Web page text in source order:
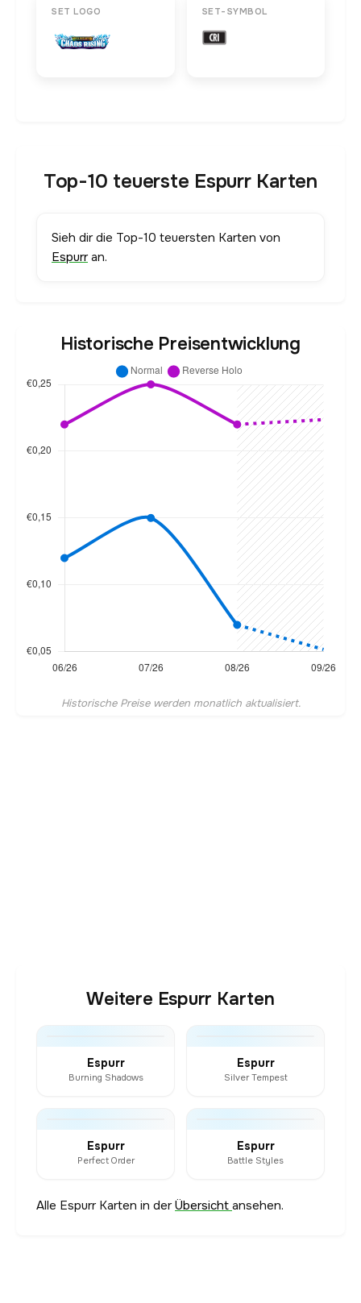
SET LOGO SET-SYMBOL
Top-10 teuerste Espurr Karten
Sieh dir die Top-10 teuersten Karten von
Espurran.
Historische Preisentwicklung
Historische Preise werden monatlich aktualisiert.
Weitere Espurr Karten
Espurr
Burning Shadows
Espurr
Silver Tempest
Espurr
Perfect Order
Espurr
Battle Styles
Alle Espurr Karten in derÜbersicht ansehen.